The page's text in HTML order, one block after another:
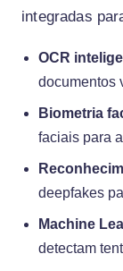
integradas
OCR
documentos
Biometria
faciais para
deepfakes
Machine
detectam